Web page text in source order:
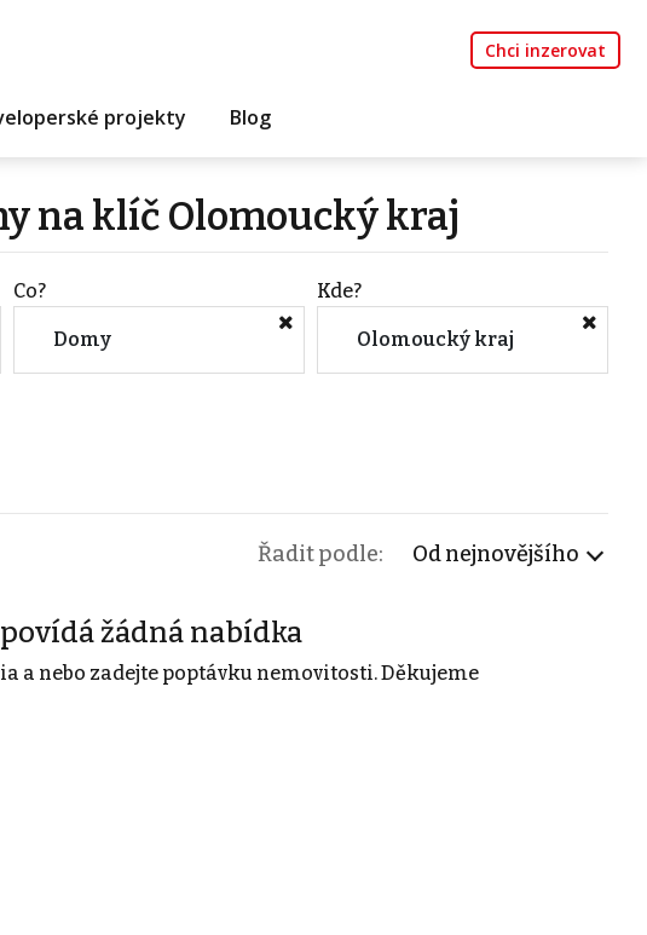
Chci inzerovat
projekty Blog
na klíč Olomoucký kraj
Co?
Domy
Kde?
Olomoucký kraj
Řadit podle: Od nejnovějšího
žádná nabídka
a nebo zadejte poptávku nemovitosti. Děkujeme